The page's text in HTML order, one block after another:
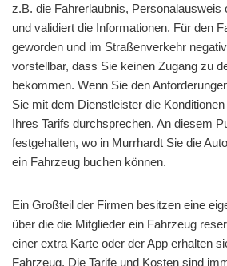
z.B. die Fahrerlaubnis, Personalausweis
und validiert die Informationen. Für den
geworden und im Straßenverkehr
vorstellbar, dass Sie keinen Zugang zu
bekommen. Wenn Sie den
Sie mit dem Dienstleister die
Ihres Tarifs durchsprechen. An diesem
festgehalten, wo in Murrhardt Sie die
ein Fahrzeug buchen können.
Ein Großteil der Firmen besitzen eine
über die die Mitglieder ein Fahrzeug
einer extra Karte oder der App erhalten
Fahrzeug. Die Tarife und Kosten sind